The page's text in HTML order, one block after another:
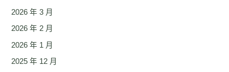
2026 年 3 月
2026 年 2 月
2026 年 1 月
2025 年 12 月